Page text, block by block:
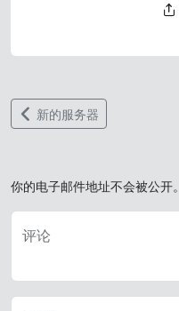
新的服务器
你的电子邮件地址不会被公开。
评论